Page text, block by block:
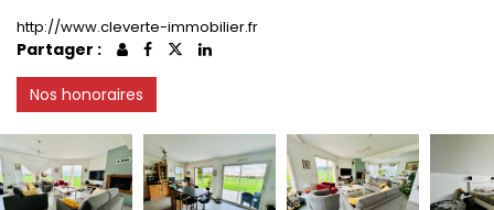
http://www.cleverte-immobilier.fr
Partager :
Nos honoraires